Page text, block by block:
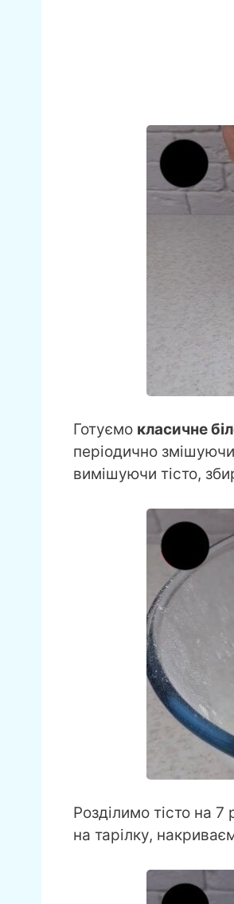
Готуємо класичне
періодично
вимішуючи тісто,
Розділимо тісто на
на тарілку,